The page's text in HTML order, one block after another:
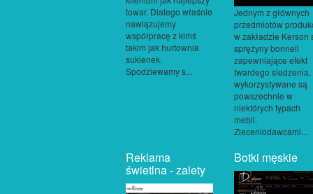
towar. Dlatego właśnie
nawiązujemy
współpracę z kimś
takim jak hurtownia
sukienek.
Spodziewamy s...
Jednym z głównych
przedmiotów
w zakładzie Kerson
sprężyny bonnell
zapewniające efekt
twardego siedzenia,
wykorzystywane są
powszechnie w
niektórych typach
mebli.
Zleceniodawcami...
Reklama
świetlna - zalety
Botki męskie